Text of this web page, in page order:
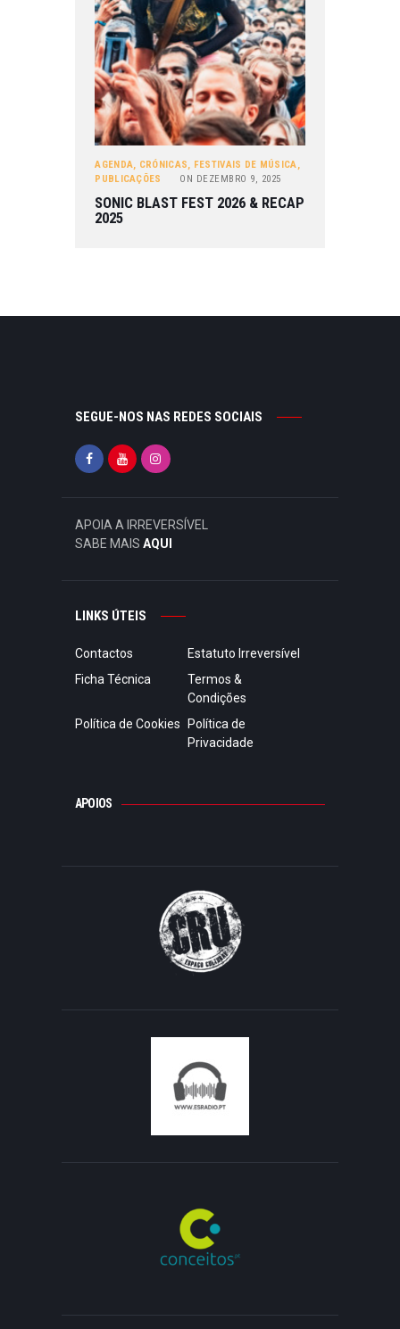
AGENDA, CRÓNICAS, FESTIVAIS DE MÚSICA,
PUBLICAÇÕES
ON DEZEMBRO 9, 2025
SONIC BLAST FEST 2026 & RECAP
2025
SEGUE-NOS NAS REDES SOCIAIS
APOIA A IRREVERSÍVEL
SABE MAIS AQUI
LINKS ÚTEIS
Contactos
Estatuto Irreversível
Ficha Técnica
Termos &
Condições
Política de Cookies
Política de
Privacidade
APOIOS